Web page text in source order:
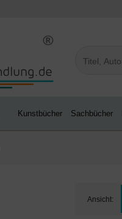
Kunstbücher Sachbücher
Ansicht: